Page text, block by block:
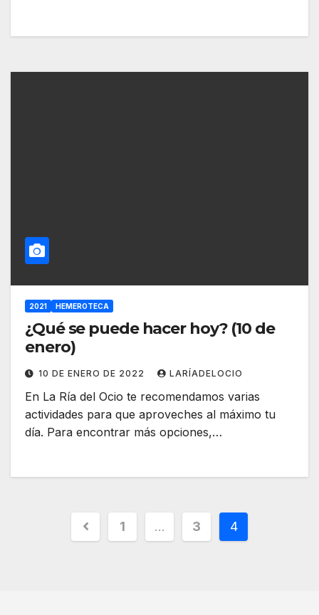
2021 HEMEROTECA
¿Qué se puede hacer hoy? (10 de
enero)
10 DE ENERO DE 2022 LARÍADELOCIO
En La Ría del Ocio te recomendamos varias
actividades para que aproveches al máximo tu
día. Para encontrar más opciones,…
1 … 3 4